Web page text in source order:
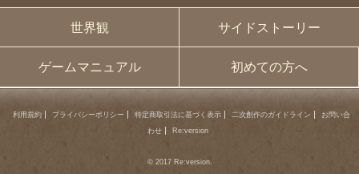
世界観 サイドストーリー
ゲームマニュアル 初めての方へ
利用規約 プライバシーポリシー 特定商取引法に基づく表示 二次創作のガイドライン
お問い合
わせ
Re:version
© 2017 Re:version.